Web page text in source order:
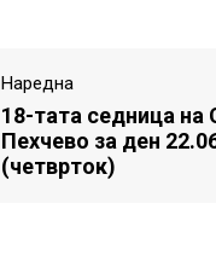
Наредна
18-тата седница на
Пехчево за ден
(четврток)